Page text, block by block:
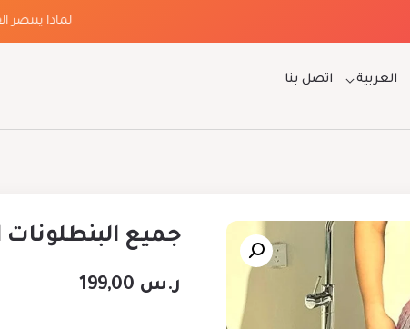
لماذا ينتصر
العربية اتصل بنا
جميع
ر.س